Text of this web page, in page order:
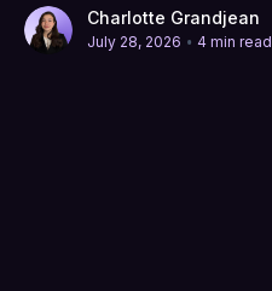
Charlotte Grandjean
July 28, 2026 • 4 min read